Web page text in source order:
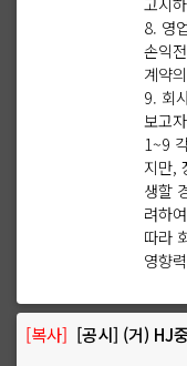
8. 영
손익
계약
9. 회
보고
1~9
지만,
생할
려하
따라
영향
[복사] [공시] (거) HJ